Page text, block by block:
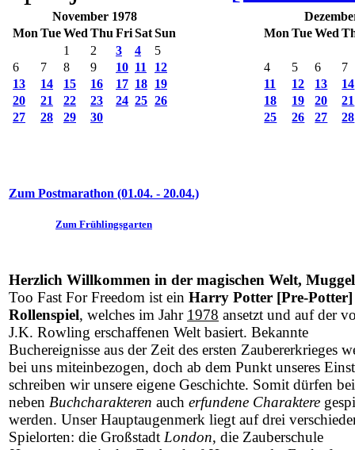
November 1978
Mon TueWed Thu FriSatSun
1
2 3 4
5
6
7 8 9 10 11
12
13
14 15 16 17 18 19
20
21 22 23 24 25 26
27
28 29 30
Mon TueWed
4 5 6
7
11
12 13
14
18
19 20
21
25
26 27 28
Zum Postmarathon (01.04. - 20.04.)
Zum Frühlingsgarten
Herzlich Willkommen in der magischen Welt, Muggel
Too Fast For Freedom ist ein Harry Potter [Pre-Potter]
Rollenspiel, welches im Jahr 1978 ansetzt und auf der
J.K. Rowling erschaffenen Welt basiert. Bekannte
Buchereignisse aus der Zeit des ersten Zaubererkrieges
bei uns miteinbezogen, doch ab dem Punkt unseres
schreiben wir unsere eigene Geschichte. Somit dürfen
neben Buchcharakteren auch erfundene Charaktere
werden. Unser Hauptaugenmerk liegt auf drei
Spielorten: die Großstadt London, die Zauberschule